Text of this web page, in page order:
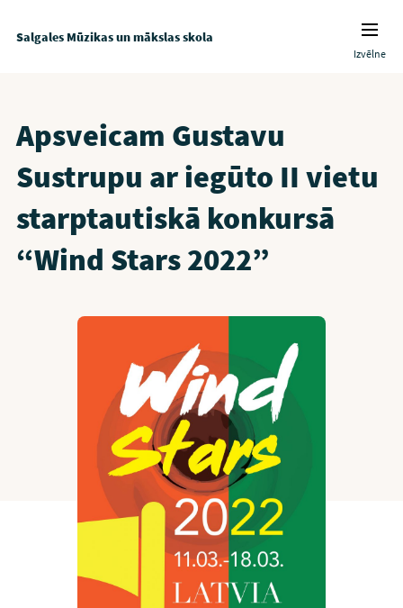
Salgales Mūzikas un mākslas skola
Izvēlne
Apsveicam Gustavu
Sustrupu ar iegūto II vietu
starptautiskā konkursā
“Wind Stars 2022”